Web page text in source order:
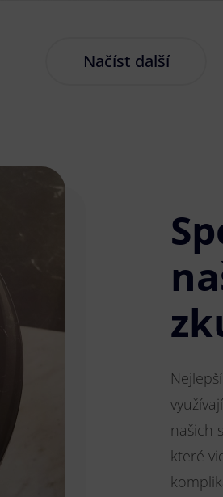
Načíst další
našich
které